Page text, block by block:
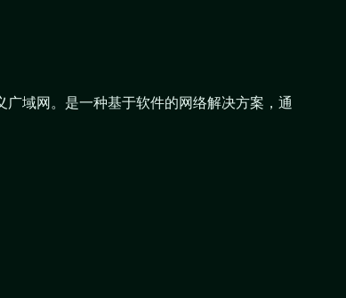
域网。是一种基于软件的网络解决方案，通